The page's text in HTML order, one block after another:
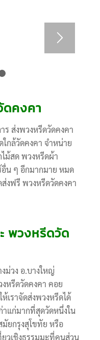
คงคา
ร ส่งพวงหรีดวัดคงคา
ใกล้วัดคงคา จำหน่าย
ม้สด พวงหรีดผ้า
น ๆ อีกมากมาย หมด
ส่งฟรี พวงหรีดวัดคงคา
พวงหรีดวัด
ม่วง อ.บางใหญ่
หรีดวัดคงคา คอย
เราจัดส่งพวงหรีดได้
าแก่มากที่สุดวัดหนึ่งใน
ยกรุงสุโขทัย หรือ
วเชิงธรรมมะที่คนส่วน